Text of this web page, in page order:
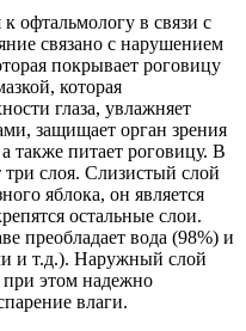
офтальмологу в связи с
связано с нарушением
покрывает роговицу
которая
глаза, увлажняет
защищает орган зрения
также питает роговицу. В
слоя. Слизистый слой
яблока, он является
остальные слои.
преобладает вода (98%) и
и т.д.). Наружный слой
этом надежно
влаги.